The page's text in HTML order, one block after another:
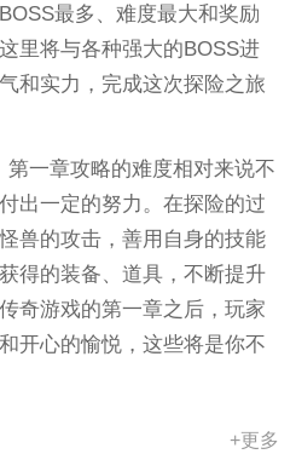
最多、难度最大和奖励
里将与各种强大的BOSS进
和实力，完成这次探险之旅
第一章攻略的难度相对来说不
出一定的努力。在探险的过
兽的攻击，善用自身的技能
得的装备、道具，不断提升
奇游戏的第一章之后，玩家
开心的愉悦，这些将是你不
+更多